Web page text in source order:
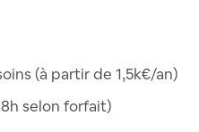
(à partir de 1,5k€/an)
selon forfait)